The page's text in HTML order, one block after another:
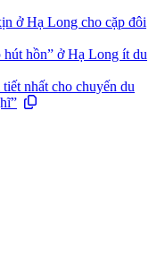
ở Hạ Long cho cặp đôi
hút hồn” ở Hạ Long ít du
nhất cho chuyến du